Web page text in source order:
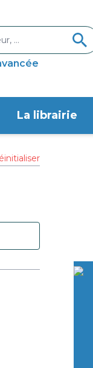
La librairie